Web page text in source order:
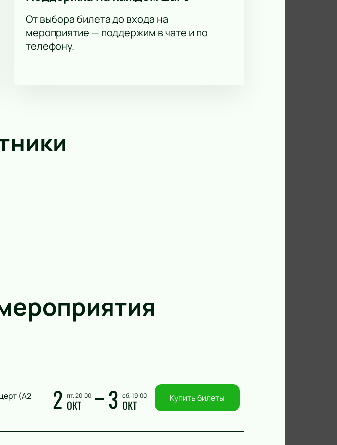
От выбора билета до входа на
мероприятие — поддержим в чате и по
телефону.
(A2
2 пт, 20:00
ОКТ 3 сб, 19:00
ОКТ Купить билеты